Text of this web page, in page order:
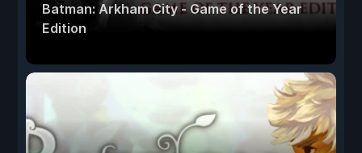
Batman: Arkham City - Game of the Year
Edition